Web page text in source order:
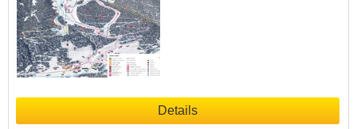
Details